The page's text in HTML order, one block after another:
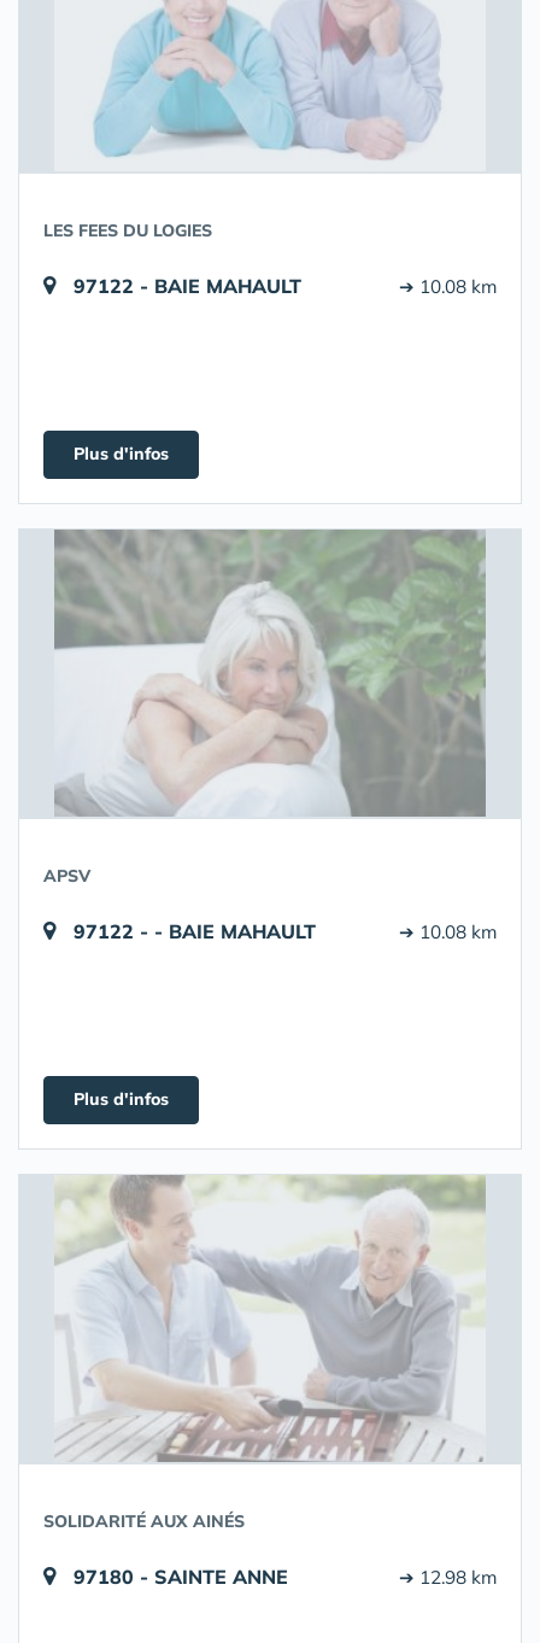
LES FEES DU LOGIES
97122 - BAIE MAHAULT ➔ 10.08 km
Plus d'infos
APSV
97122 - - BAIE MAHAULT ➔ 10.08 km
Plus d'infos
SOLIDARITÉ AUX AINÉS
97180 - SAINTE ANNE ➔ 12.98 km